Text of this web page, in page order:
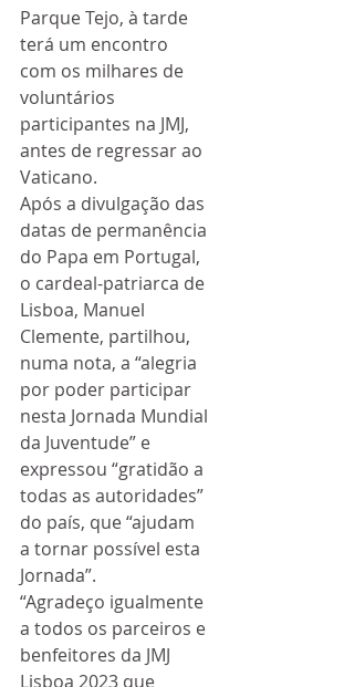
Parque Tejo, à tarde
terá um encontro
com os milhares de
voluntários
participantes na JMJ,
antes de regressar ao
Vaticano.
Após a divulgação das
datas de permanência
do Papa em Portugal,
o cardeal-patriarca de
Lisboa, Manuel
Clemente, partilhou,
numa nota, a “alegria
por poder participar
nesta Jornada Mundial
da Juventude” e
expressou “gratidão a
todas as autoridades”
do país, que “ajudam
a tornar possível esta
Jornada”.
“Agradeço igualmente
a todos os parceiros e
benfeitores da JMJ
Lisboa 2023 que